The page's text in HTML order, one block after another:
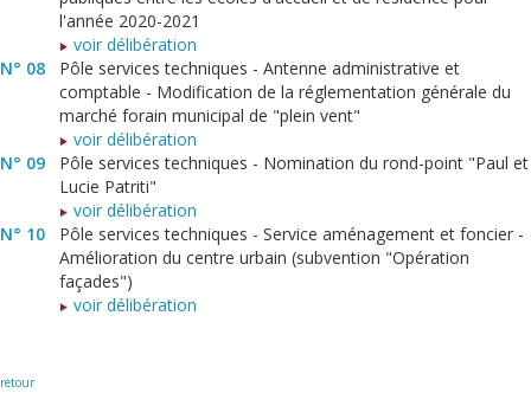
l'année 2020-2021
voir délibération
N° 08
Pôle services techniques - Antenne administrative et
comptable - Modification de la réglementation générale du
marché forain municipal de "plein vent"
voir délibération
N° 09
Pôle services techniques - Nomination du rond-point "Paul et
Lucie Patriti"
voir délibération
N° 10
Pôle services techniques - Service aménagement et foncier -
Amélioration du centre urbain (subvention "Opération
façades")
voir délibération
retour